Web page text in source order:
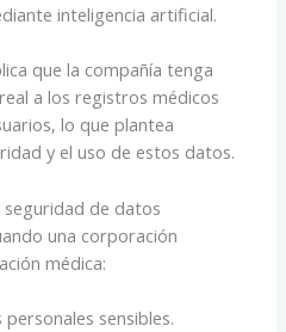
inteligencia artificial.
que la compañía tenga
a los registros médicos
lo que plantea
y el uso de estos datos.
seguridad de datos
una corporación
médica:
sensibles.